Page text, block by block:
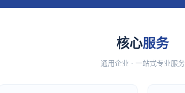
核心服务
通用企业 · 一站式专业服务